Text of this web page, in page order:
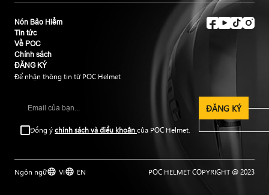
Nón Bảo Hiểm
Tin tức
Về POC
Chính sách
ĐĂNG KÝ
Để nhận thông tin từ POC Helmet
ĐĂNG KÝ
Đồng ýchính sách và điều khoảncủa POC Helmet.
Ngôn ngữ VI EN POC HELMET COPYRIGHT @ 2023